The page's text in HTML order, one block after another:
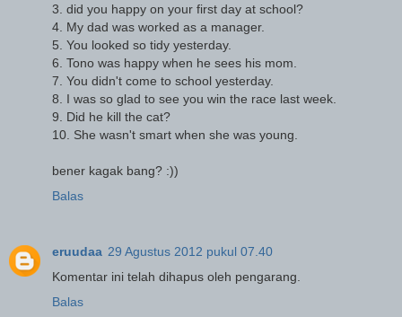
3. did you happy on your first day at school?
4. My dad was worked as a manager.
5. You looked so tidy yesterday.
6. Tono was happy when he sees his mom.
7. You didn't come to school yesterday.
8. I was so glad to see you win the race last week.
9. Did he kill the cat?
10. She wasn't smart when she was young.
bener kagak bang? :))
Balas
eruudaa 29 Agustus 2012 pukul 07.40
Komentar ini telah dihapus oleh pengarang.
Balas